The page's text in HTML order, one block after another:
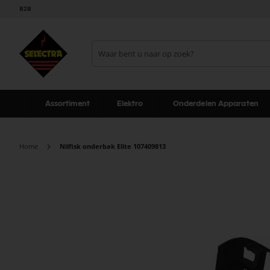
B2B
Assortiment Elektro Onderdelen Apparaten
Home Nilfisk onderbak Elite 107409813